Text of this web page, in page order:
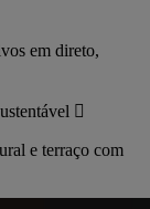
em direto,

e terraço com